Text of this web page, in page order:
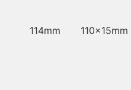
114mm 110x15mm